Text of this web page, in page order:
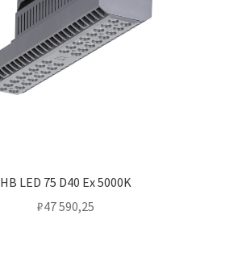
HB LED 75 D40 Ex 5000K
₽47 590,25